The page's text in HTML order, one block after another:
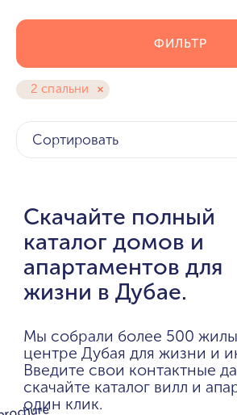
2 спальни
ФИЛЬТР
Сортировать
Скачайте полный
каталог домов и
апартаментов для
жизни в Дубае.
Мы собрали более 500
центре Дубая для жизни и
Введите свои контактные
скачайте каталог вилл и
один клик.